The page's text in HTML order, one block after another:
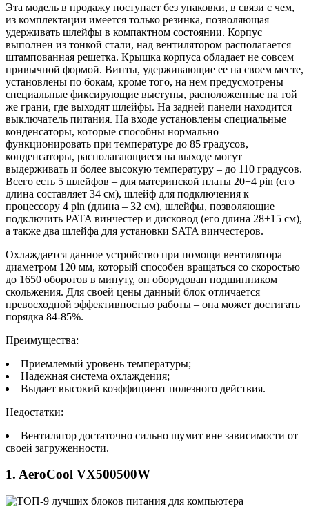
Эта модель в продажу поступает без упаковки, в связи с чем,
из комплектации имеется только резинка, позволяющая
удерживать шлейфы в компактном состоянии. Корпус
выполнен из тонкой стали, над вентилятором располагается
штампованная решетка. Крышка корпуса обладает не совсем
привычной формой. Винты, удерживающие ее на своем месте,
установлены по бокам, кроме того, на нем предусмотрены
специальные фиксирующие выступы, расположенные на той
же грани, где выходят шлейфы. На задней панели находится
выключатель питания. На входе установлены специальные
конденсаторы, которые способны нормально
функционировать при температуре до 85 градусов,
конденсаторы, располагающиеся на выходе могут
выдерживать и более высокую температуру – до 110 градусов.
Всего есть 5 шлейфов – для материнской платы 20+4 pin (его
длина составляет 34 см), шлейф для подключения к
процессору 4 pin (длина – 32 см), шлейфы, позволяющие
подключить PATA винчестер и дисковод (его длина 28+15 см),
а также два шлейфа для установки SATA винчестеров.
Охлаждается данное устройство при помощи вентилятора
диаметром 120 мм, который способен вращаться со скоростью
до 1650 оборотов в минуту, он оборудован подшипником
скольжения. Для своей цены данный блок отличается
превосходной эффективностью работы – она может достигать
порядка 84-85%.
Преимущества:
Приемлемый уровень температуры;
Надежная система охлаждения;
Выдает высокий коэффициент полезного действия.
Недостатки:
Вентилятор достаточно сильно шумит вне зависимости от
своей загруженности.
1. AeroCool VX500500W